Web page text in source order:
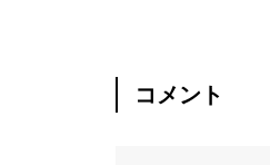
コメント